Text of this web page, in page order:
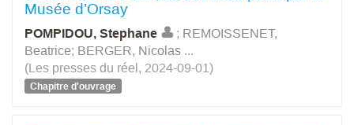
Musée d’Orsay
POMPIDOU, Stephane ; REMOISSENET,
Beatrice; BERGER, Nicolas ...
(Les presses du réel, 2024-09-01)
Chapitre d'ouvrage